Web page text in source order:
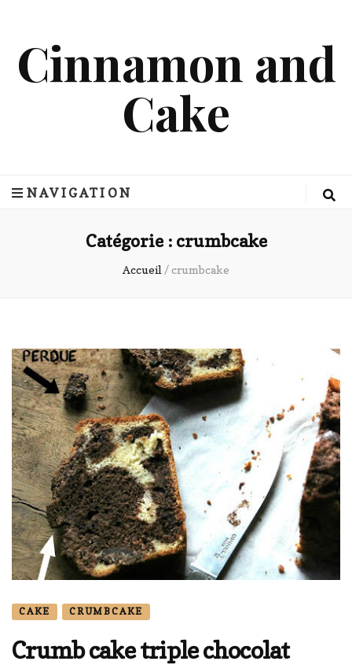
Cinnamon and
Cake
NAVIGATION
Catégorie : crumbcake
Accueil /crumbcake
CAKE CRUMBCAKE
Crumb cake triple chocolat